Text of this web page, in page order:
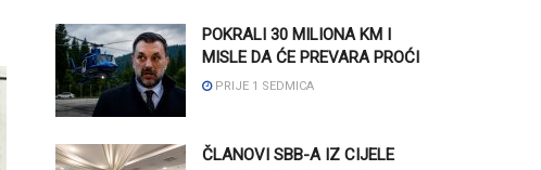
POKRALI 30 MILIONA KM I
MISLE DA ĆE PREVARA PROĆI
PRIJE 1 SEDMICA
ČLANOVI SBB-A IZ CIJELE